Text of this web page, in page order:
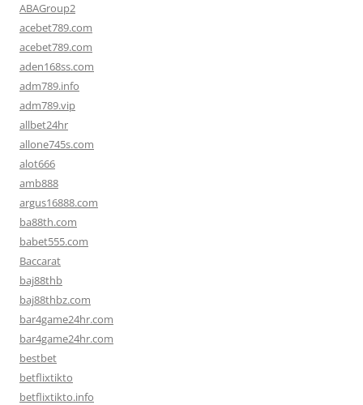
ABAGroup2
acebet789.com
acebet789.com
aden168ss.com
adm789.info
adm789.vip
allbet24hr
allone745s.com
alot666
amb888
argus16888.com
ba88th.com
babet555.com
Baccarat
baj88thb
baj88thbz.com
bar4game24hr.com
bar4game24hr.com
bestbet
betflixtikto
betflixtikto.info